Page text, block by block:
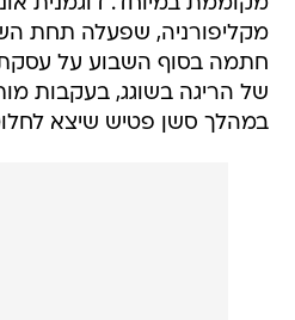
מקליפורניה, שפעלה תחת
חתמה בסוף השבוע על
במהלך סשן פטיש שיצא